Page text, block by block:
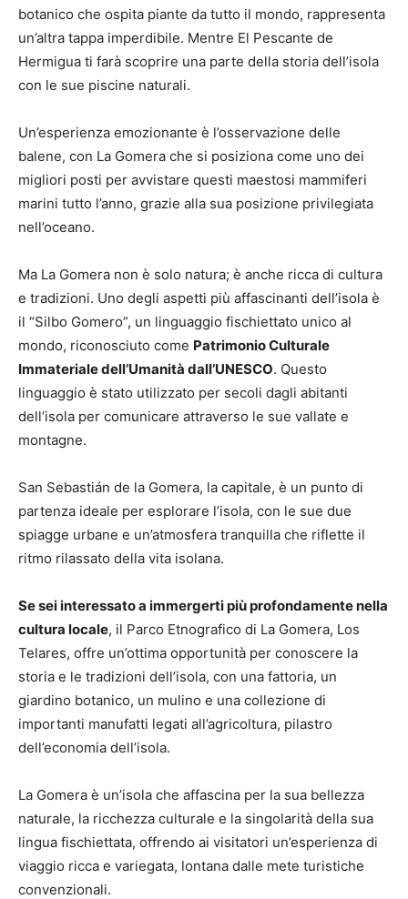
botanico che ospita piante da tutto il mondo, rappresenta
un’altra tappa imperdibile. Mentre El Pescante de
Hermigua ti farà scoprire una parte della storia dell’isola
con le sue piscine naturali.
Un’esperienza emozionante è l’osservazione delle
balene, con La Gomera che si posiziona come uno dei
migliori posti per avvistare questi maestosi mammiferi
marini tutto l’anno, grazie alla sua posizione privilegiata
nell’oceano.
Ma La Gomera non è solo natura; è anche ricca di cultura
e tradizioni. Uno degli aspetti più affascinanti dell’isola è
il “Silbo Gomero”, un linguaggio fischiettato unico al
mondo, riconosciuto come Patrimonio Culturale
Immateriale dell’Umanità dall’UNESCO. Questo
linguaggio è stato utilizzato per secoli dagli abitanti
dell’isola per comunicare attraverso le sue vallate e
montagne.
San Sebastián de la Gomera, la capitale, è un punto di
partenza ideale per esplorare l’isola, con le sue due
spiagge urbane e un’atmosfera tranquilla che riflette il
ritmo rilassato della vita isolana.
Se sei interessato a immergerti più profondamente nella
cultura locale, il Parco Etnografico di La Gomera, Los
Telares, offre un’ottima opportunità per conoscere la
storia e le tradizioni dell’isola, con una fattoria, un
giardino botanico, un mulino e una collezione di
importanti manufatti legati all’agricoltura, pilastro
dell’economia dell’isola.
La Gomera è un’isola che affascina per la sua bellezza
naturale, la ricchezza culturale e la singolarità della sua
lingua fischiettata, offrendo ai visitatori un’esperienza di
viaggio ricca e variegata, lontana dalle mete turistiche
convenzionali.